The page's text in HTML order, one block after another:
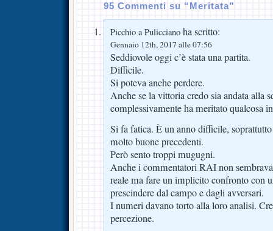
95 Commenti su “Meritata”
Picchio a Pulicciano ha scritto:
Gennaio 12th, 2017 alle 07:56
Seddiovole oggi c’è stata una partita.
Difficile.
Si poteva anche perdere.
Anche se la vittoria credo sia andata alla
complessivamente ha meritato qualcosa
Si fa fatica. È un anno difficile,
molto buone precedenti.
Però sento troppi mugugni.
Anche i commentatori RAI non
reale ma fare un implicito confronto con
prescindere dal campo e dagli avversari.
I numeri davano torto alla loro analisi.
percezione.